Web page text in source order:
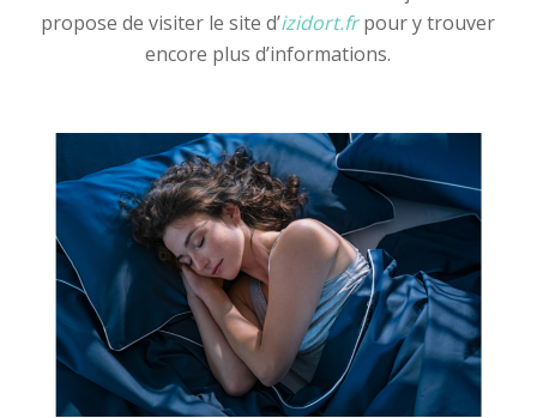
propose de visiter le site d’izidort.frpour y trouver
encore plus d’informations.